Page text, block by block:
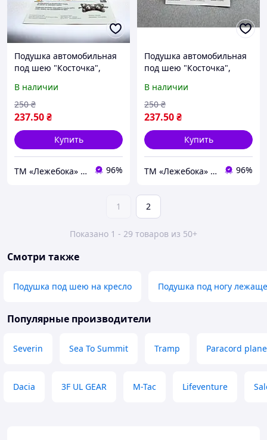
Подушка автомобильная
под шею "Косточка",
Зимові рослини
В наличии
237.50₴
250 ₴
Купить
ТМ «Лежебока» - текстиль и спецтовары 96%
Подушка автомобильная
под шею "Косточка",
Метелик на сірому
В наличии
237.50₴
250 ₴
Купить
ТМ «Лежебока» - текстиль и спецтовары 96%
1 2
Показано 1 - 29 товаров из 50+
Смотри также
Подушка под шею на кресло Подушка под ногу
Популярные производители
Severin Sea To Summit Tramp Paracord
Dacia 3F UL GEAR M-Tac Lifeventure